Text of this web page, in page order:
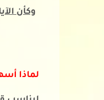
وكأن
لماذا